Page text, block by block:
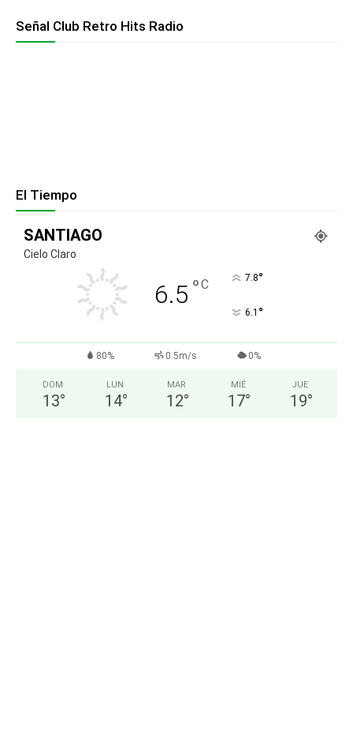
Señal Club Retro Hits Radio
El Tiempo
SANTIAGO
Cielo Claro
6.5 °C 7.8°
6.1 °
80% 0.5m/s 0%
DOM
13°
LUN
14°
MAR
12°
MIÉ
17°
JUE
19°